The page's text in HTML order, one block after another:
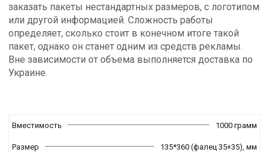
заказать пакеты нестандартных размеров, с логотипом
или другой информацией. Сложность работы
определяет, сколько стоит в конечном итоге такой
пакет, однако он станет одним из средств рекламы.
Вне зависимости от объема выполняется доставка по
Украине.
Вместимость 1000 грамм
Размер 135*360 (фалец 35+35), мм